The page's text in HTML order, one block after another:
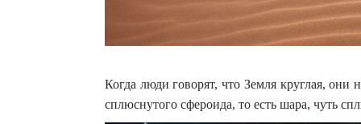
Когда люди говорят, что Земля круглая,
сплюснутого сфероида, то есть шара, чуть